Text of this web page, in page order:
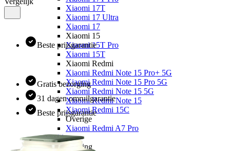
Xiaomi 17T
Xiaomi 17 Ultra
Xiaomi 17
Xiaomi 15
Xiaomi 15T Pro
Xiaomi 15T
Xiaomi Redmi
Xiaomi Redmi Note 15 Pro+ 5G
Xiaomi Redmi Note 15 Pro 5G
Xiaomi Redmi Note 15 5G
Xiaomi Redmi Note 15
Xiaomi Redmi 15C
Overige
Xiaomi Redmi A7 Pro
Nothing
Nothing
Beste prijsgarantie
Gratis bezorging
31 dagen omruilgarantie
Beste prijsgarantie